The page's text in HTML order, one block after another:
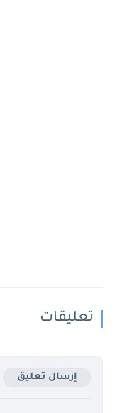
تعليقات
إرسال تعليق